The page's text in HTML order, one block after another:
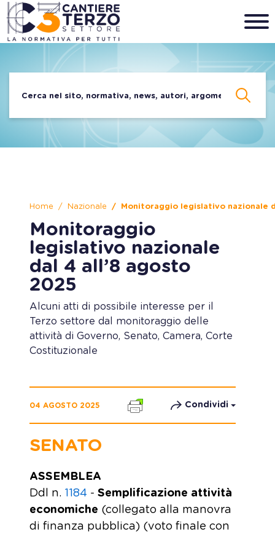
Home Nazionale Monitoraggio legislativo nazionale
Monitoraggio
legislativo nazionale
dal 4 all’8 agosto
2025
Alcuni atti di possibile interesse per il
Terzo settore dal monitoraggio delle
attività di Governo, Senato, Camera, Corte
Costituzionale
04 AGOSTO 2025 Condividi
SENATO
ASSEMBLEA
Ddl n. 1184 - Semplificazione attività
economiche (collegato alla manovra
di finanza pubblica) (voto finale con